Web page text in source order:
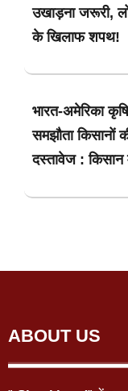
उखाड़ना जरूरी,
के खिलाफ शपथ!
भारत-अमेरिका कृषि
समझौता किसानों
दस्तावेज : किसान
ABOUT US